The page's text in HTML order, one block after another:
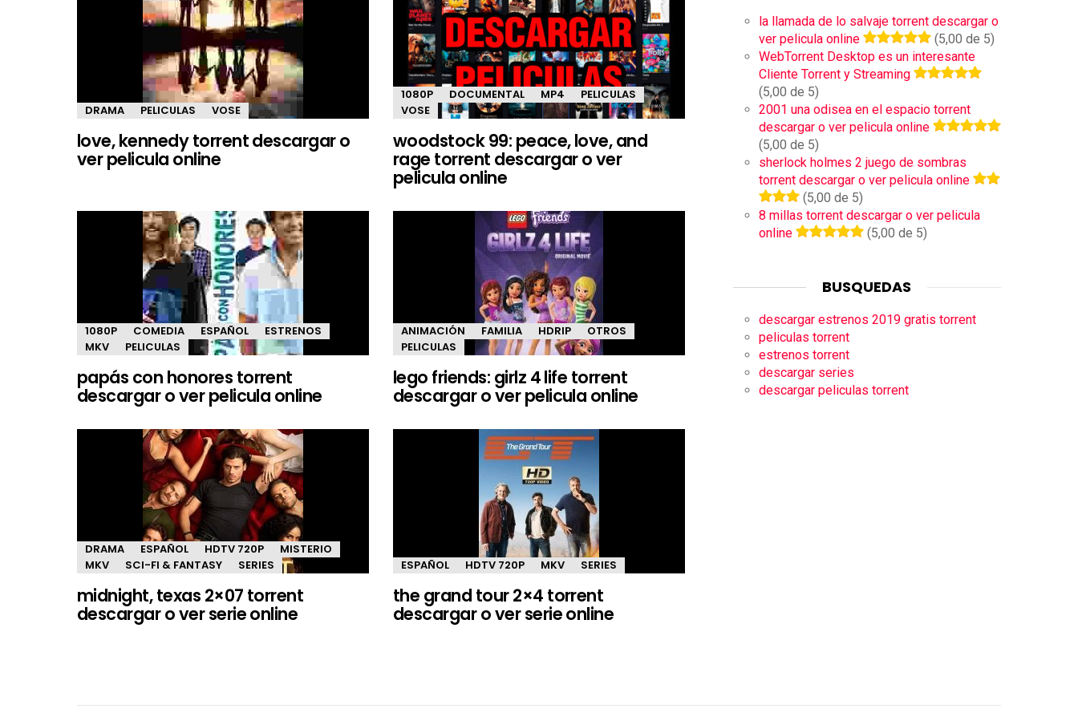
DRAMA PELICULAS VOSE
love, kennedy torrent descargar o
ver pelicula online
1080P DOCUMENTAL MP4
PELICULAS
VOSE
woodstock 99: peace, love, and
rage torrent descargar o ver
pelicula online
1080P COMEDIA ESPAÑOL
ESTRENOS
MKV
PELICULAS
papás con honores torrent
descargar o ver pelicula online
ANIMACIÓN FAMILIA HDRIP
OTROS
PELICULAS
lego friends: girlz 4 life torrent
descargar o ver pelicula online
DRAMA ESPAÑOL HDTV 720P
MISTERIO
MKV
SCI-FI & FANTASY SERIES
midnight, texas 2×07 torrent
descargar o ver serie online
ESPAÑOL HDTV 720P MKV SERIES
the grand tour 2×4 torrent
descargar o ver serie online
la llamada de lo salvaje torrent descargar o
ver pelicula online
(5,00 de 5)
WebTorrent Desktop es un interesante
Cliente Torrent y Streaming
(5,00 de 5)
2001 una odisea en el espacio torrent
descargar o ver pelicula online
(5,00 de 5)
sherlock holmes 2 juego de sombras
torrent descargar o ver pelicula online
(5,00 de 5)
8 millas torrent descargar o ver pelicula
online
(5,00 de 5)
BUSQUEDAS
descargar estrenos 2019 gratis torrent
peliculas torrent
estrenos torrent
descargar series
descargar peliculas torrent